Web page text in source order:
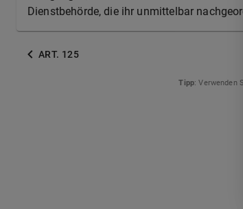
Dienstbehörde, die ihr unmittelbar
ART. 125
Tipp: Verwenden